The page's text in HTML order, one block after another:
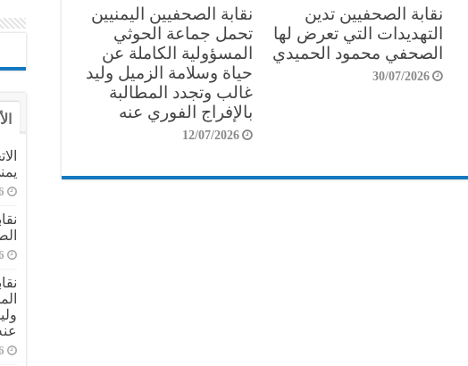
نقابة الصحفيين تدين
التهديدات التي تعرض لها
الصحفي محمود الحميدي
30/07/2026
نقابة الصحفيين اليمنيين
تحمل جماعة الحوثي
المسؤولية الكاملة عن
حياة وسلامة الزميل وليد
غالب وتجدد المطالبة
بالإفراج الفوري عنه
12/07/2026